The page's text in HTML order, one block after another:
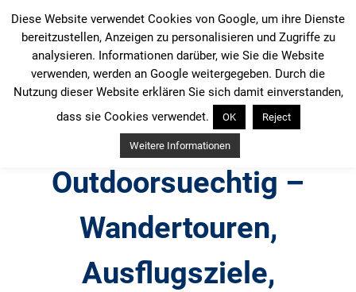
Inhalt
springen
Outdoorsuechtig –
Wandertouren,
Ausflugsziele,
Diese Website verwendet Cookies von Google, um ihre Dienste
bereitzustellen, Anzeigen zu personalisieren und Zugriffe zu
analysieren. Informationen darüber, wie Sie die Website
verwenden, werden an Google weitergegeben. Durch die
Nutzung dieser Website erklären Sie sich damit einverstanden,
dass sie Cookies verwendet.
OK Reject
Weitere Informationen